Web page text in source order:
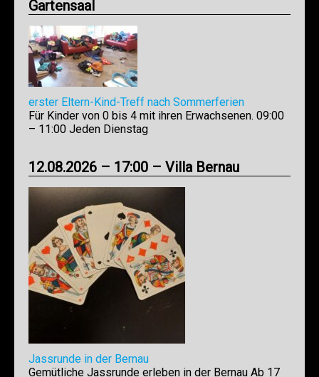
Gartensaal
erster Eltern-Kind-Treff nach Sommerferien
Für Kinder von 0 bis 4 mit ihren Erwachsenen. 09:00
– 11:00 Jeden Dienstag
12.08.2026 – 17:00 – Villa Bernau
Jassrunde in der Bernau
Gemütliche Jassrunde erleben in der Bernau Ab 17